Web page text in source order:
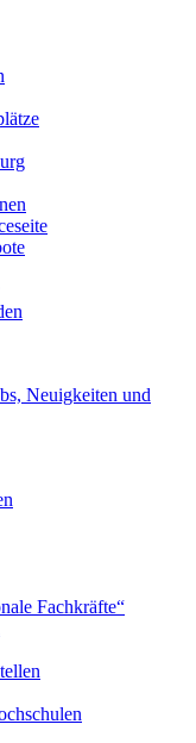
Neuigkeiten und
Fachkräfte“